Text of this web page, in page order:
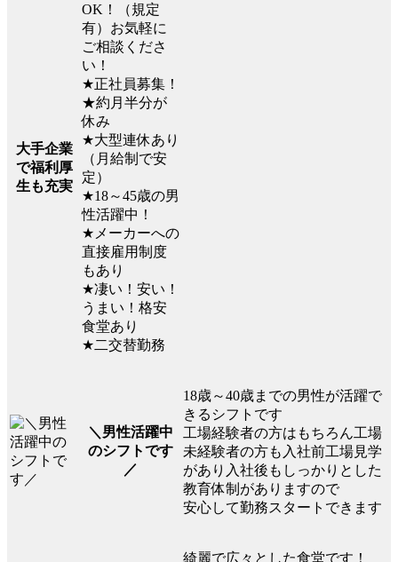
大手企業
で福利厚
生も充実
OK！（規定
有）お気軽に
ご相談くださ
い！
★正社員募集！
★約月半分が
休み
★大型連休あり
（月給制で安
定）
★18～45歳の男
性活躍中！
★メーカーへの
直接雇用制度
もあり
★凄い！安い！
うまい！格安
食堂あり
★二交替勤務
＼男性活躍中
のシフトです
／
18歳～40歳までの男性が活躍で
きるシフトです
工場経験者の方はもちろん工場
未経験者の方も入社前工場見学
があり入社後もしっかりとした
教育体制がありますので
安心して勤務スタートできます
綺麗で広々とした食堂です！